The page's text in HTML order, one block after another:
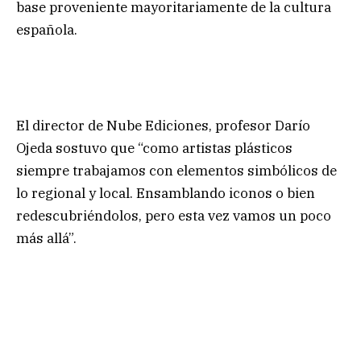
base proveniente mayoritariamente de la cultura
española.
El director de Nube Ediciones, profesor Darío
Ojeda sostuvo que “como artistas plásticos
siempre trabajamos con elementos simbólicos de
lo regional y local. Ensamblando iconos o bien
redescubriéndolos, pero esta vez vamos un poco
más allá”.